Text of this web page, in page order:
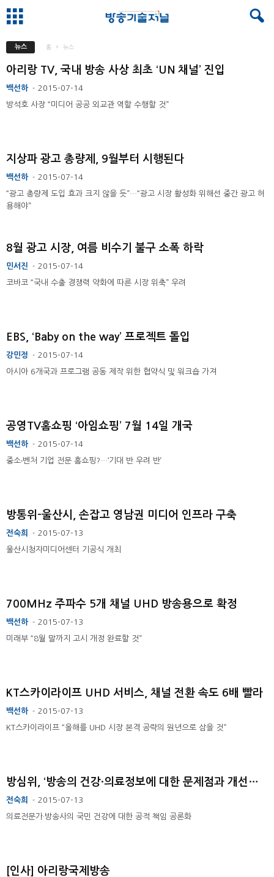
뉴스 홈 뉴스
아리랑 TV, 국내 방송 사상 최초 ‘UN 채널’ 진입
백선하 - 2015-07-14
방석호 사장 “미디어 공공 외교관 역할 수행할 것”
지상파 광고 총량제, 9월부터 시행된다
백선하 - 2015-07-14
“광고 총량제 도입 효과 크지 않을 듯”…“광고 시장 활성화 위해선 중간 광고 허
용해야”
8월 광고 시장, 여름 비수기 불구 소폭 하락
민서진 - 2015-07-14
코바코 “국내 수출 경쟁력 약화에 따른 시장 위축” 우려
EBS, ‘Baby on the way’ 프로젝트 돌입
강민정 - 2015-07-14
아시아 6개국과 프로그램 공동 제작 위한 협약식 및 워크숍 가져
공영TV홈쇼핑 ‘아임쇼핑’ 7월 14일 개국
백선하 - 2015-07-14
중소‧벤처 기업 전문 홈쇼핑?…‘기대 반 우려 반’
방통위-울산시, 손잡고 영남권 미디어 인프라 구축
전숙희 - 2015-07-13
울산시청자미디어센터 기공식 개최
700MHz 주파수 5개 채널 UHD 방송용으로 확정
백선하 - 2015-07-13
미래부 “8월 말까지 고시 개정 완료할 것”
KT스카이라이프 UHD 서비스, 채널 전환 속도 6배 빨라
백선하 - 2015-07-13
KT스카이라이프 “올해를 UHD 시장 본격 공략의 원년으로 삼을 것”
방심위, ‘방송의 건강·의료정보에 대한 문제점과 개선방향’ 토론회 개최
전숙희 - 2015-07-13
의료전문가·방송사의 국민 건강에 대한 공적 책임 공론화
[인사] 아리랑국제방송